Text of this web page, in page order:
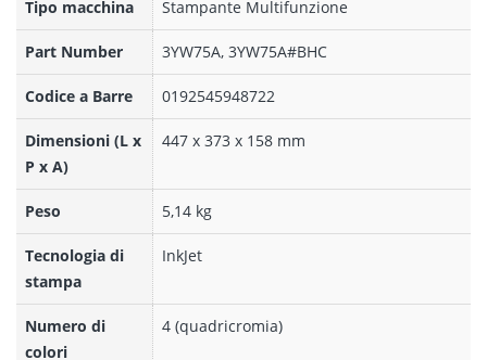
Tipo macchina Stampante Multifunzione
Part Number 3YW75A, 3YW75A#BHC
Codice a Barre 0192545948722
Dimensioni (L x
P x A)
447 x 373 x 158 mm
Peso 5,14 kg
Tecnologia di
stampa
InkJet
Numero di
colori
4 (quadricromia)